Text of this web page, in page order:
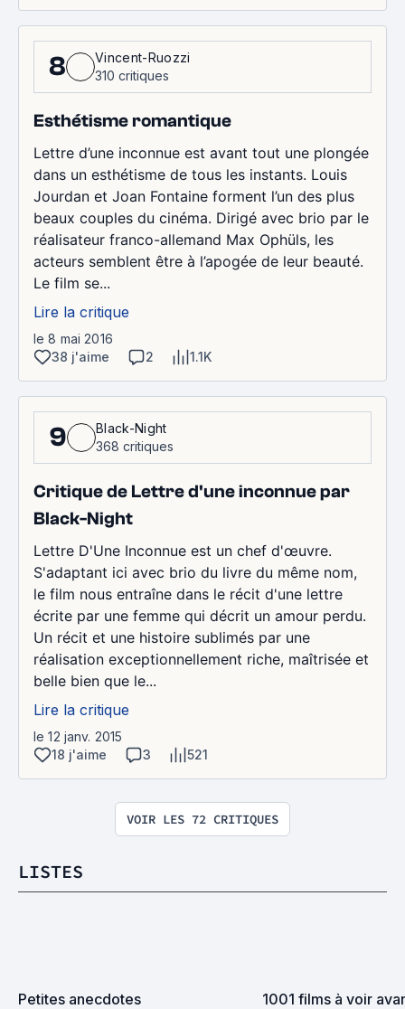
8
Vincent-Ruozzi
310 critiques
Esthétisme romantique
Lettre d’une inconnue est avant tout une plongée
dans un esthétisme de tous les instants. Louis
Jourdan et Joan Fontaine forment l’un des plus
beaux couples du cinéma. Dirigé avec brio par le
réalisateur franco-allemand Max Ophüls, les
acteurs semblent être à l’apogée de leur beauté.
Le film se...
Lire la critique
le 8 mai 2016
38 j'aime
2 1.1K
9
Black-Night
368 critiques
Critique de Lettre d'une inconnue par
Black-Night
Lettre D'Une Inconnue est un chef d'œuvre.
S'adaptant ici avec brio du livre du même nom,
le film nous entraîne dans le récit d'une lettre
écrite par une femme qui décrit un amour perdu.
Un récit et une histoire sublimés par une
réalisation exceptionnellement riche, maîtrisée et
belle bien que le...
Lire la critique
le 12 janv. 2015
18 j'aime
3 521
VOIR LES 72 CRITIQUES
LISTES
Petites anecdotes
1001 films à voir